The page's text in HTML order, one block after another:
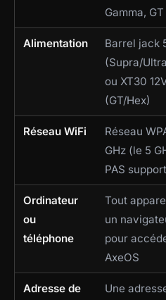
Gamma,
Alimentation
Barrel jack
(Supra/
ou XT30
(GT/Hex)
Réseau WiFi
Réseau
GHz (le 5
PAS
Ordinateur
ou
téléphone
Tout
un
pour
AxeOS
Adresse de
Une